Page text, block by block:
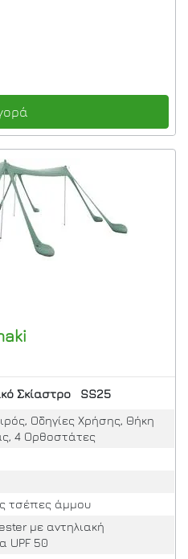
Σκίαστρο SS25
Οδηγίες Χρήσης, Θήκη
4 Ορθοστάτες
τσέπες άμμου
με αντηλιακή
UPF 50